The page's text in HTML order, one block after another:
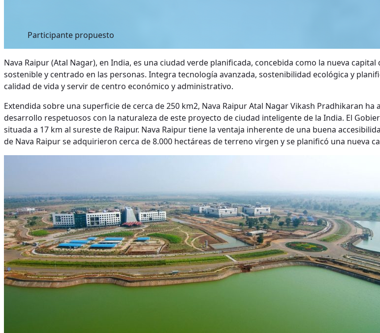
Participante propuesto
Nava Raipur (Atal Nagar), en India, es una ciudad verde planificada, concebida como la nueva
sostenible y centrado en las personas. Integra tecnología avanzada, sostenibilidad ecológica y
calidad de vida y servir de centro económico y administrativo.
Extendida sobre una superficie de cerca de 250 km2, Nava Raipur Atal Nagar Vikash Pradhikaran
desarrollo respetuosos con la naturaleza de este proyecto de ciudad inteligente de la India. El
situada a 17 km al sureste de Raipur. Nava Raipur tiene la ventaja inherente de una buena
de Nava Raipur se adquirieron cerca de 8.000 hectáreas de terreno virgen y se planificó una nueva